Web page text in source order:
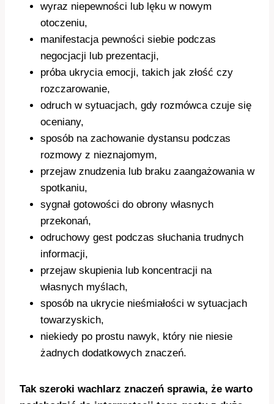
wyraz niepewności lub lęku w nowym
otoczeniu,
manifestacja pewności siebie podczas
negocjacji lub prezentacji,
próba ukrycia emocji, takich jak złość czy
rozczarowanie,
odruch w sytuacjach, gdy rozmówca czuje się
oceniany,
sposób na zachowanie dystansu podczas
rozmowy z nieznajomym,
przejaw znudzenia lub braku zaangażowania w
spotkaniu,
sygnał gotowości do obrony własnych
przekonań,
odruchowy gest podczas słuchania trudnych
informacji,
przejaw skupienia lub koncentracji na
własnych myślach,
sposób na ukrycie nieśmiałości w sytuacjach
towarzyskich,
niekiedy po prostu nawyk, który nie niesie
żadnych dodatkowych znaczeń.
Tak szeroki wachlarz znaczeń sprawia, że warto